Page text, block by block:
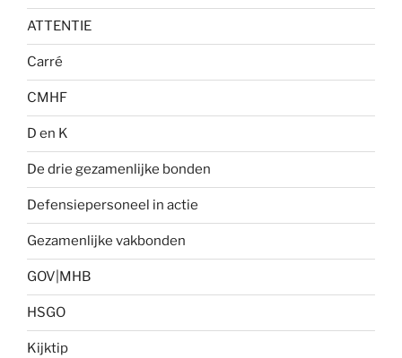
ATTENTIE
Carré
CMHF
D en K
De drie gezamenlijke bonden
Defensiepersoneel in actie
Gezamenlijke vakbonden
GOV|MHB
HSGO
Kijktip